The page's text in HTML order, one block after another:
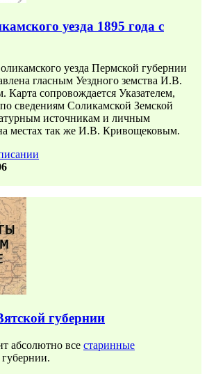
уезда 1895 года с
уезда Пермской губернии
гласным Уездного земства И.В.
сопровождается Указателем,
сведениям Соликамской Земской
источникам и личным
местах так же И.В. Кривощековым.
губернии
абсолютно все старинные